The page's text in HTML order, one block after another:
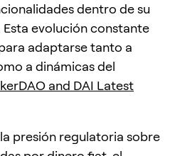
dentro de su
evolución constante
adaptarse tanto a
a dinámicas del
and DAI Latest
presión regulatoria sobre